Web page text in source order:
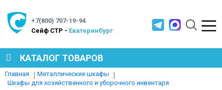
+7(800) 707-19-94
Cейф СТР - Екатеринбург
КАТАЛОГ ТОВАРОВ
СЕЙФЫ
Главная
Металлические шкафы
Шкафы для хозяйственного и уборочного инвентаря